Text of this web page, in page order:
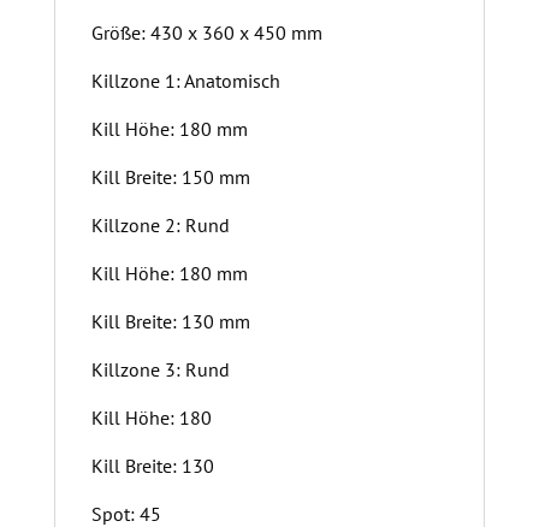
Größe: 430 x 360 x 450 mm
Killzone 1: Anatomisch
Kill Höhe: 180 mm
Kill Breite: 150 mm
Killzone 2: Rund
Kill Höhe: 180 mm
Kill Breite: 130 mm
Killzone 3: Rund
Kill Höhe: 180
Kill Breite: 130
Spot: 45